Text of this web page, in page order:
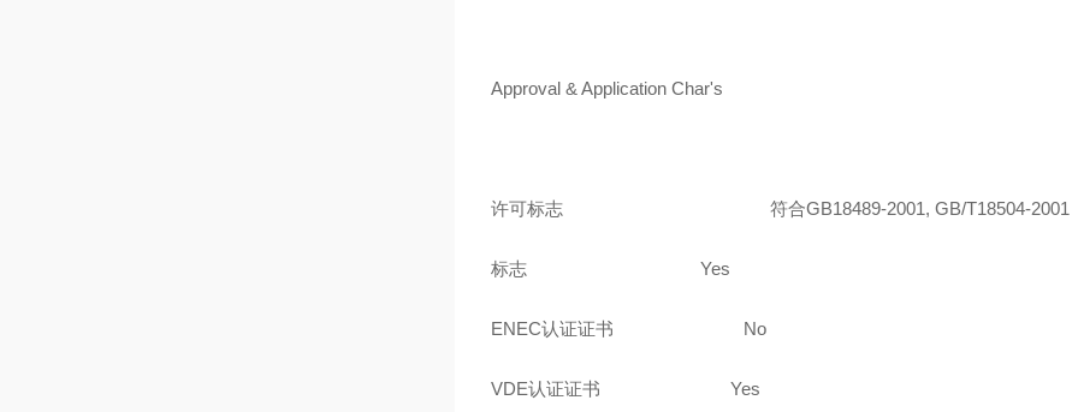
Approval & Application Char's
许可标志 符合GB18489-2001, GB/T18504-2001
标志 Yes
ENEC认证证书 No
VDE认证证书 Yes